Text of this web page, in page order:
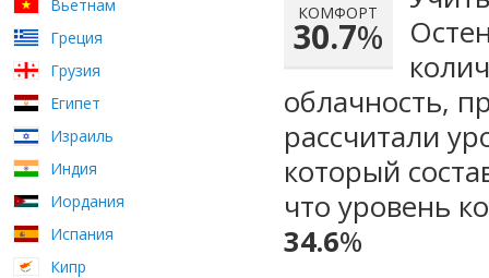
Вьетнам
Греция
Грузия
Египет
Израиль
Индия
Иордания
Испания
Кипр
КОМФОРТ
30.7%
облачность,
рассчитали
который
что уровень
34.6%